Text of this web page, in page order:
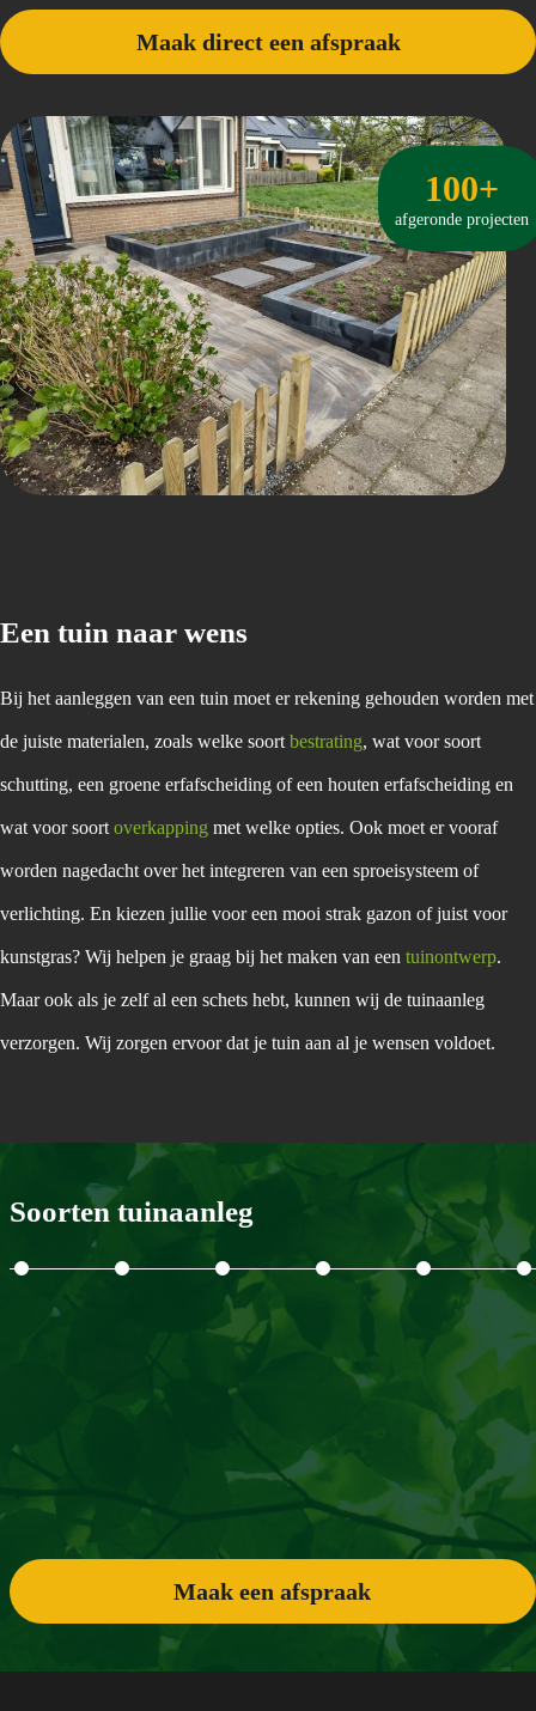
Maak direct een afspraak
100+
afgeronde projecten
Een tuin naar wens
Bij het aanleggen van een tuin moet er rekening gehouden worden met
de juiste materialen, zoals welke soort bestrating, wat voor soort
schutting, een groene erfafscheiding of een houten erfafscheiding en
wat voor soort overkapping met welke opties. Ook moet er vooraf
worden nagedacht over het integreren van een sproeisysteem of
verlichting. En kiezen jullie voor een mooi strak gazon of juist voor
kunstgras? Wij helpen je graag bij het maken van een tuinontwerp.
Maar ook als je zelf al een schets hebt, kunnen wij de tuinaanleg
verzorgen. Wij zorgen ervoor dat je tuin aan al je wensen voldoet.
Soorten tuinaanleg
Maak een afspraak